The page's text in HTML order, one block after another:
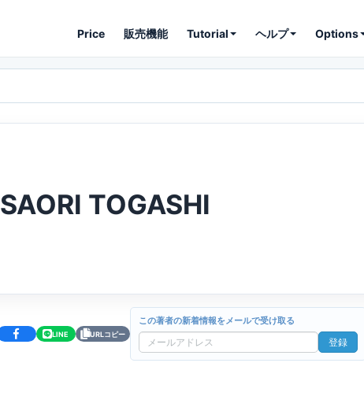
Price 販売機能 Tutorial ヘルプ Options
SAORI TOGASHI
LINE URLコピー
この著者の新着情報をメールで受け取る
メ
登録